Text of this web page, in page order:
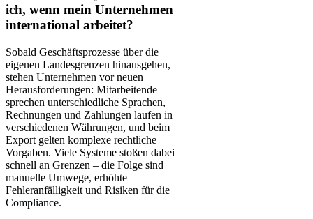
ich, wenn mein Unternehmen
international arbeitet?
Sobald Geschäftsprozesse über die
eigenen Landesgrenzen hinausgehen,
stehen Unternehmen vor neuen
Herausforderungen: Mitarbeitende
sprechen unterschiedliche Sprachen,
Rechnungen und Zahlungen laufen in
verschiedenen Währungen, und beim
Export gelten komplexe rechtliche
Vorgaben. Viele Systeme stoßen dabei
schnell an Grenzen – die Folge sind
manuelle Umwege, erhöhte
Fehleranfälligkeit und Risiken für die
Compliance.